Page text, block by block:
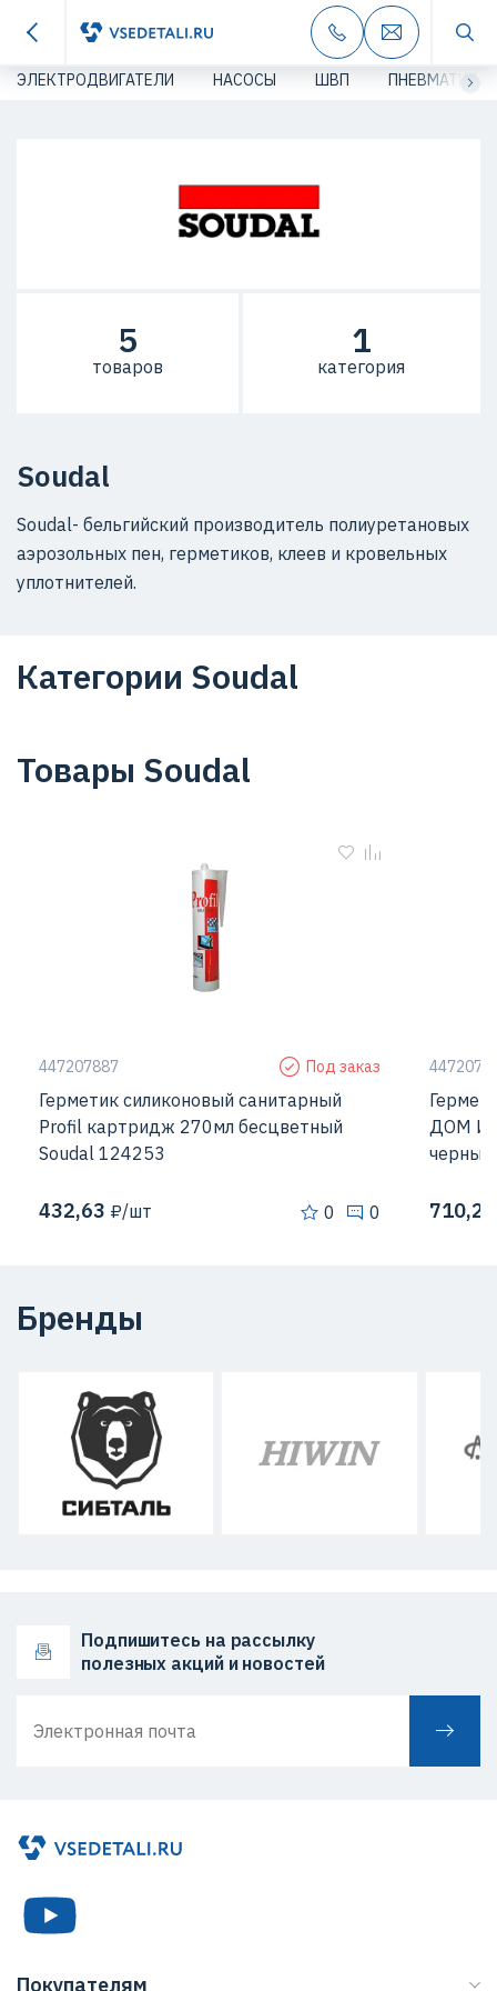
ЭЛЕКТРОДВИГАТЕЛИ НАСОСЫ ШВП ПНЕВМАТИКА
Soudal
Soudal- бельгийский производитель полиуретановых
аэрозольных пен, герметиков, клеев и кровельных
уплотнителей.
5
товаров
1
категория
Категории Soudal
Товары Soudal
447207887 Под заказ
Герметик силиконовый санитарный
Profil картридж 270мл бесцветный
Soudal 124253
432,63 ₽/шт 0 0
ДОМ И
черный
710,25
Бренды
Подпишитесь на рассылку
полезных акций и новостей
Покупателям